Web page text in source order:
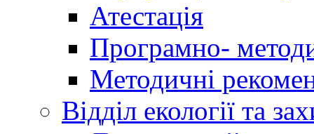
Атестація
Програмно-
Методичні
Відділ екології та